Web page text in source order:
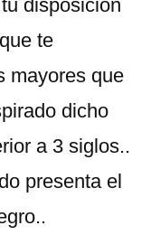
disposicion
te
mayores que
dicho
a 3 siglos..
presenta el